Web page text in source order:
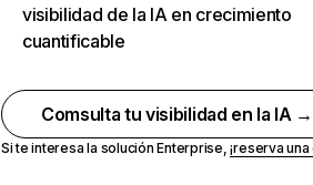
visibilidad de la IA en crecimiento
cuantificable
Comsulta tu visibilidad en la IA →
Si te interesa la solución Enterprise,¡reserva